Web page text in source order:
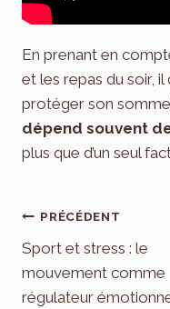
En prenant en
et les repas du soir,
protéger son
dépend souvent
plus que d’un seul
Navigation
de
l’article
PRÉCÉDENT
Sport et stress : le
mouvement comme
régulateur